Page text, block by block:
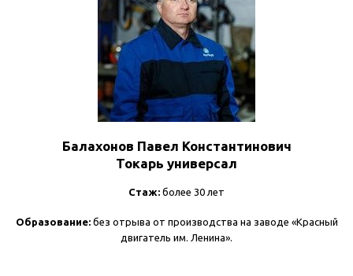
Балахонов Павел Константинович
Токарь универсал
Стаж: более 30 лет
Образование:без отрыва от производства на заводе «Красный
двигатель им. Ленина».